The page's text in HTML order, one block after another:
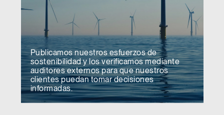
Publicamos nuestros esfuerzos de
sostenibilidad y los verificamos mediante
auditores externos para que nuestros
clientes puedan tomar decisiones
informadas.